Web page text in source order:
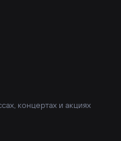
концертах и акциях